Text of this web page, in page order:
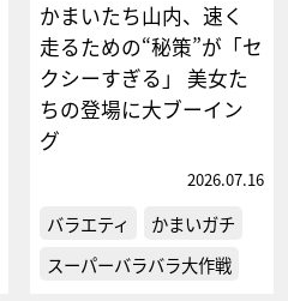
かまいたち山内、速く
走るための“秘策”が「セ
クシーすぎる」 美女た
ちの登場に大ブーイン
グ
2026.07.16
バラエティ
かまいガチ
スーパーバラバラ大作戦